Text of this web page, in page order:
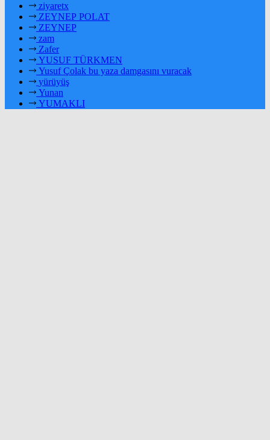
ziyaretx
ZEYNEP POLAT
ZEYNEP
zam
Zafer
YUSUF TÜRKMEN
Yusuf Çolak bu yaza damgasını vuracak
yürüyüş
Yunan
YUMAKLI